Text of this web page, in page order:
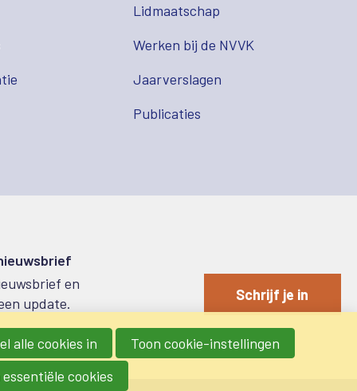
Lidmaatschap
Werken bij de NVVK
Jaarverslagen
Publicaties
en
update.
Schrijf je in
alle cookies in
Toon cookie-instellingen
essentiële cookies